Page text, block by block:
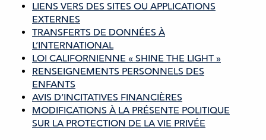
LIENS VERS DES SITES OU APPLICATIONS
EXTERNES
TRANSFERTS DE DONNÉES À
L’INTERNATIONAL
LOI CALIFORNIENNE « SHINE THE LIGHT »
RENSEIGNEMENTS PERSONNELS DES
ENFANTS
AVIS D’INCITATIVES FINANCIÈRES
MODIFICATIONS À LA PRÉSENTE POLITIQUE
SUR LA PROTECTION DE LA VIE PRIVÉE